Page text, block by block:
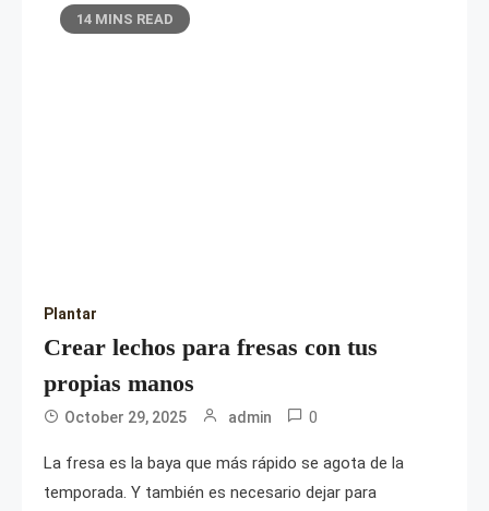
14 MINS READ
Plantar
Crear lechos para fresas con tus
propias manos
October 29, 2025 admin 0
La fresa es la baya que más rápido se agota de la
temporada. Y también es necesario dejar para